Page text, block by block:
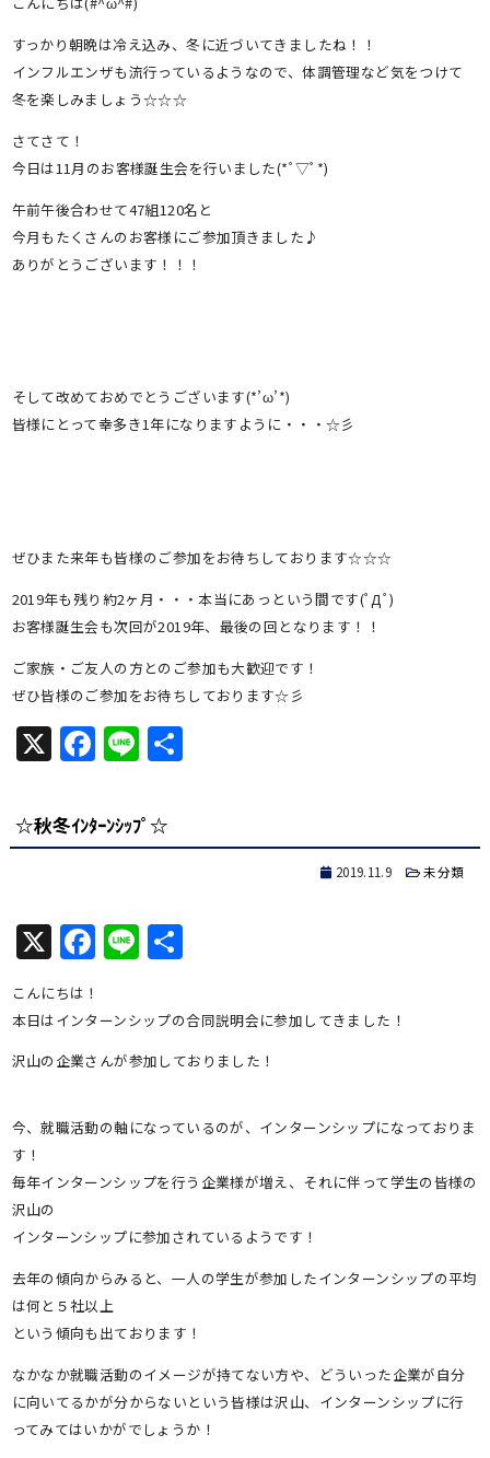
すっかり朝晩は冷え込み、冬に近づいてきましたね！！
インフルエンザも流行っているようなので、体調管理など気をつけて
冬を楽しみましょう☆☆☆
さてさて！
今日は11月のお客様誕生会を行いました(*ﾟ▽ﾟ*)
午前午後合わせて47組120名と
今月もたくさんのお客様にご参加頂きました♪
ありがとうございます！！！
そして改めておめでとうございます(*’ω’*)
皆様にとって幸多き1年になりますように・・・☆彡
ぜひまた来年も皆様のご参加をお待ちしております☆☆☆
2019年も残り約2ヶ月・・・本当にあっという間です(ﾟДﾟ)
お客様誕生会も次回が2019年、最後の回となります！！
ご家族・ご友人の方とのご参加も大歓迎です！
ぜひ皆様のご参加をお待ちしております☆彡
X Facebook
Line共
☆秋冬ｲﾝﾀｰﾝｼｯﾌﾟ☆
2019.11.9 未分類
X Facebook
Line共
こんにちは！
本日はインターンシップの合同説明会に参加してきました！
沢山の企業さんが参加しておりました！
今、就職活動の軸になっているのが、インターンシップになっておりま
す！
毎年インターンシップを行う企業様が増え、それに伴って学生の皆様の
沢山の
インターンシップに参加されているようです！
去年の傾向からみると、一人の学生が参加したインターンシップの平均
は何と５社以上
という傾向も出ております！
なかなか就職活動のイメージが持てない方や、どういった企業が自分
に向いてるかが分からないという皆様は沢山、インターンシップに行
ってみてはいかがでしょうか！